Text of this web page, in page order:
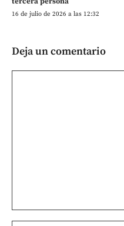
16 de julio de 2026 a las 12:32
Deja un comentario